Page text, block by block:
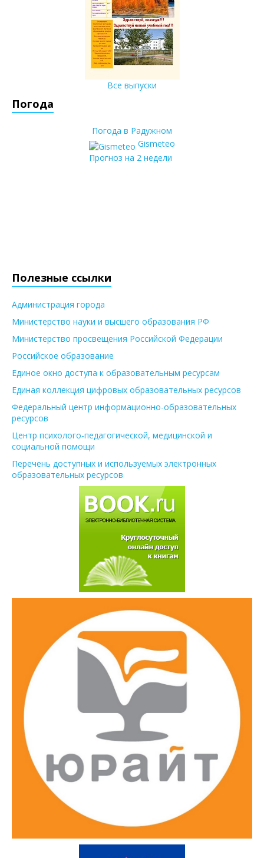
Все выпуски
Погода
Погода в Радужном
Gismeteo
Прогноз на 2 недели
Полезные ссылки
Администрация города
Министерство науки и высшего образования РФ
Министерство просвещения Российской Федерации
Российское образование
Единое окно доступа к образовательным ресурсам
Единая коллекция цифровых образовательных ресурсов
Федеральный центр информационно-образовательных
ресурсов
Центр психолого-педагогической, медицинской и
социальной помощи
Перечень доступных и используемых электронных
образовательных ресурсов